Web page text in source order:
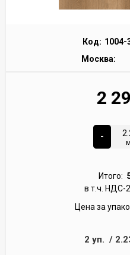
Код: 1004-
Москва:
2
-
Итого:
в т.ч. НДС-
Цена за
2 уп. /